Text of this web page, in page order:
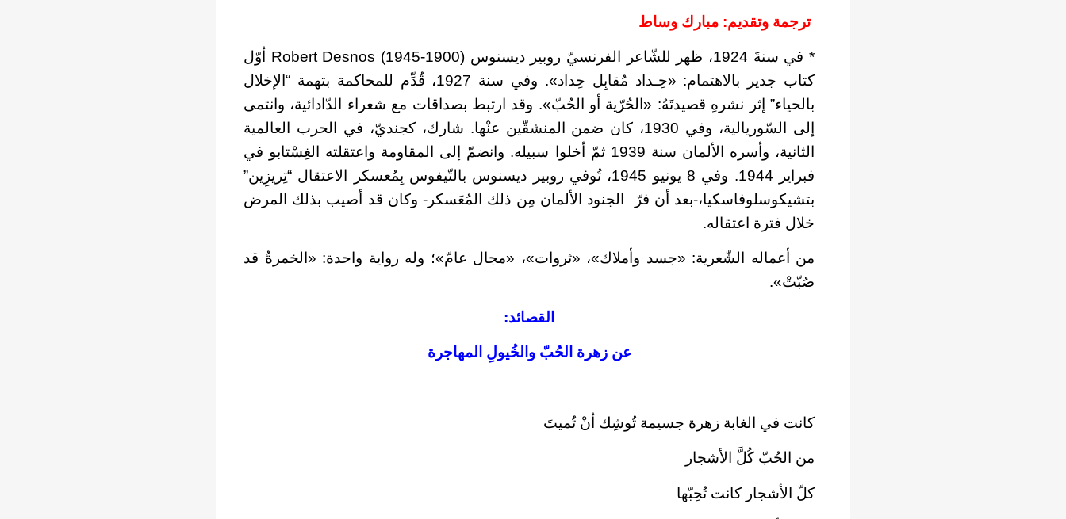
ترجمة وتقديم: مبارك وساط
* في سنةَ 1924، ظهر للشّاعر الفرنسيّ روبير ديسنوس (1900-1945) Robert Desnos أوّل
كتاب جدير بالاهتمام: «حِـداد مُقابِل حِداد». وفي سنة 1927، قُدِّم للمحاكمة بتهمة “الإخلال
بالحياء” إثر نشرهِ قصيدتَهُ: «الحُرّية أو الحُبّ». وقد ارتبط بصداقات مع شعراء الدّادائية، وانتمى
إلى السّوريالية، وفي 1930، كان ضمن المنشقّين عنْها. شارك، كجنديّ، في الحرب العالمية
الثانية، وأسره الألمان سنة 1939 ثمّ أخلوا سبيله. وانضمّ إلى المقاومة واعتقلته الغِسْتابو في
فبراير 1944. وفي 8 يونيو 1945، تُوفي روبير ديسنوس بالتّيفوس بِمُعسكر الاعتقال “تِريزِين”
بتشيكوسلوفاسكيا،-بعد أن فرّ الجنود الألمان مِن ذلك المُعَسكر- وكان قد أصيب بذلك المرض
خلال فترة اعتقاله.
من أعماله الشّعرية: «جسد وأملاك»، «ثروات»، «مجال عامّ»؛ وله رواية واحدة: «الخمرةُ قد
صُبّتْ».
القصائد:
عن زهرة الحُبّ والخُيولِ المهاجرة
كانت في الغابة زهرة جسيمة تُوشِك أنْ تُميتَ
من الحُبّ كُلَّ الأشجار
كلّ الأشجار كانت تُحِبّها